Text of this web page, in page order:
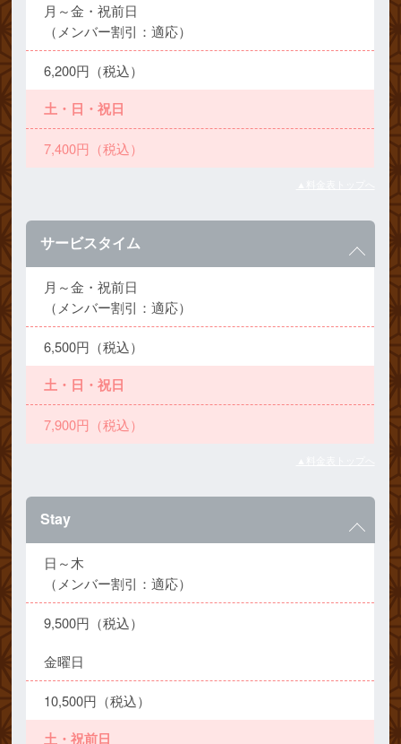
月～金・祝前日
（メンバー割引：適応）
6,200円（税込）
土・日・祝日
7,400円（税込）
サービスタイム
月～金・祝前日
（メンバー割引：適応）
6,500円（税込）
土・日・祝日
7,900円（税込）
Stay
日～木
（メンバー割引：適応）
9,500円（税込）
金曜日
10,500円（税込）
土・祝前日